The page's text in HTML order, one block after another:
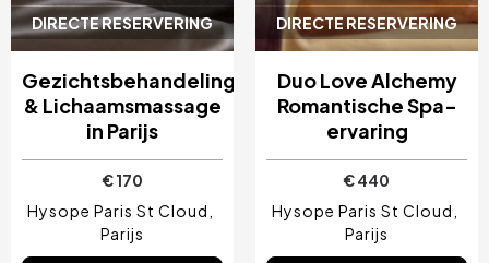
DIRECTE RESERVERING
Gezichtsbehandeling
& Lichaamsmassage
in Parijs
€ 170
Hysope Paris St Cloud
Parijs
DIRECTE RESERVERING
Duo Love Alchemy
Romantische Spa-
ervaring
€ 440
Hysope Paris St Cloud
Parijs